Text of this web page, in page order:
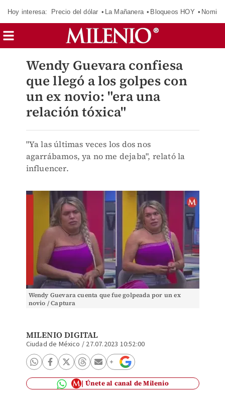
Hoy interesa: Precio del dólar La Mañanera Bloqueos HOY
Wendy Guevara confiesa
que llegó a los golpes con
un ex novio: "era una
relación tóxica"
"Ya las últimas veces los dos nos
agarrábamos, ya no me dejaba", relató la
influencer.
Wendy Guevara cuenta que fue golpeada por un ex
novio / Captura
MILENIO DIGITAL
Ciudad de México / 27.07.2023 10:52:00
Únete al canal de Milenio